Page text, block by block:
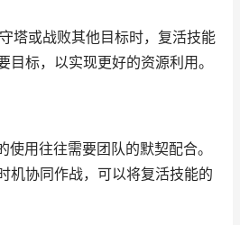
塔或战败其他目标时，复活技能
目标，以实现更好的资源利用。
使用往往需要团队的默契配合。
机协同作战，可以将复活技能的